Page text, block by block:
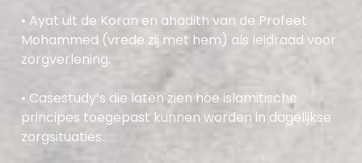
• Ayat uit de Koran en ahadith van de Profeet
Mohammed (vrede zij met hem) als leidraad voor
zorgverlening.
• Casestudy’s die laten zien hoe islamitische
principes toegepast kunnen worden in dagelijkse
zorgsituaties.